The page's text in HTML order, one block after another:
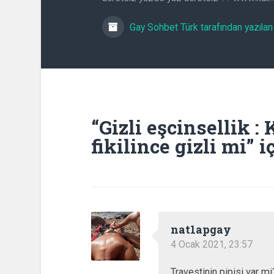
Gay Sohbet Türk tarafından
“Gizli eşcinsellik :
fikilince gizli mi”
nat1apgay
4 Ocak 2021, 23:57